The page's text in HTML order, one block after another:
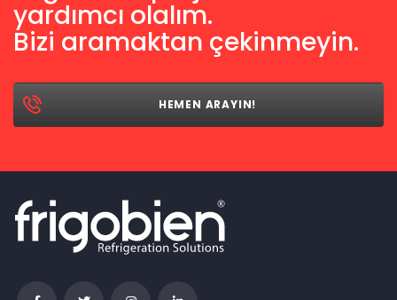
yardımcı olalım.
Bizi aramaktan çekinmeyin.
HEMEN ARAYIN!